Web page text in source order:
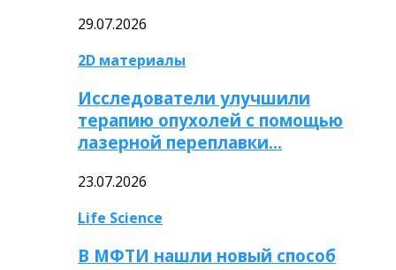
29.07.2026
2D материалы
Исследователи улучшили
терапию опухолей с помощью
лазерной переплавки…
23.07.2026
Life Science
В МФТИ нашли новый способ